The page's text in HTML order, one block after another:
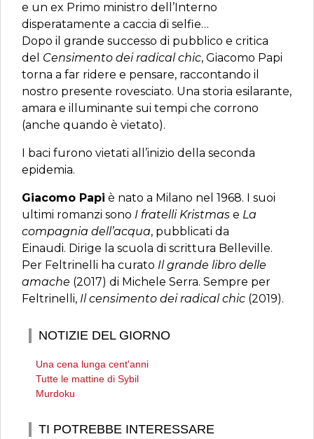
e un ex Primo ministro dell’Interno
disperatamente a caccia di selfie…
Dopo il grande successo di pubblico e critica
del Censimento dei radical chic, Giacomo Papi
torna a far ridere e pensare, raccontando il
nostro presente rovesciato. Una storia esilarante,
amara e illuminante sui tempi che corrono
(anche quando è vietato).
I baci furono vietati all’inizio della seconda
epidemia.
Giacomo Papi è nato a Milano nel 1968. I suoi
ultimi romanzi sono I fratelli Kristmas e La
compagnia dell’acqua, pubblicati da
Einaudi. Dirige la scuola di scrittura Belleville.
Per Feltrinelli ha curato Il grande libro delle
amache (2017) di Michele Serra. Sempre per
Feltrinelli, Il censimento dei radical chic (2019).
NOTIZIE DEL GIORNO
Una cena lunga cent'anni
Tutte le mattine di Sybil
Murdoku
TI POTREBBE INTERESSARE